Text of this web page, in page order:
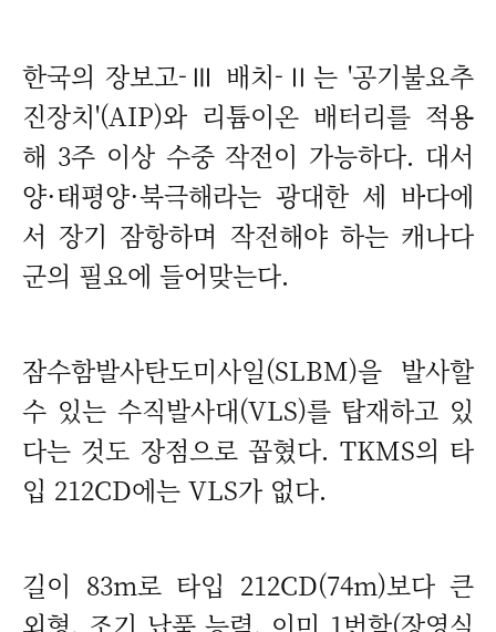
한국의 장보고-Ⅲ 배치-Ⅱ는 '공기불요추
진장치'(AIP)와 리튬이온 배터리를 적용
해 3주 이상 수중 작전이 가능하다. 대서
양·태평양·북극해라는 광대한 세 바다에
서 장기 잠항하며 작전해야 하는 캐나다
군의 필요에 들어맞는다.
잠수함발사탄도미사일(SLBM)을 발사할
수 있는 수직발사대(VLS)를 탑재하고 있
다는 것도 장점으로 꼽혔다. TKMS의 타
입 212CD에는 VLS가 없다.
길이 83m로 타입 212CD(74m)보다 큰
외형, 조기 납품 능력, 이미 1번함(장영실